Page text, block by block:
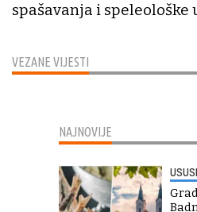
VEZANE VIJESTI
spašavanja i speleološke
NAJNOVIJE